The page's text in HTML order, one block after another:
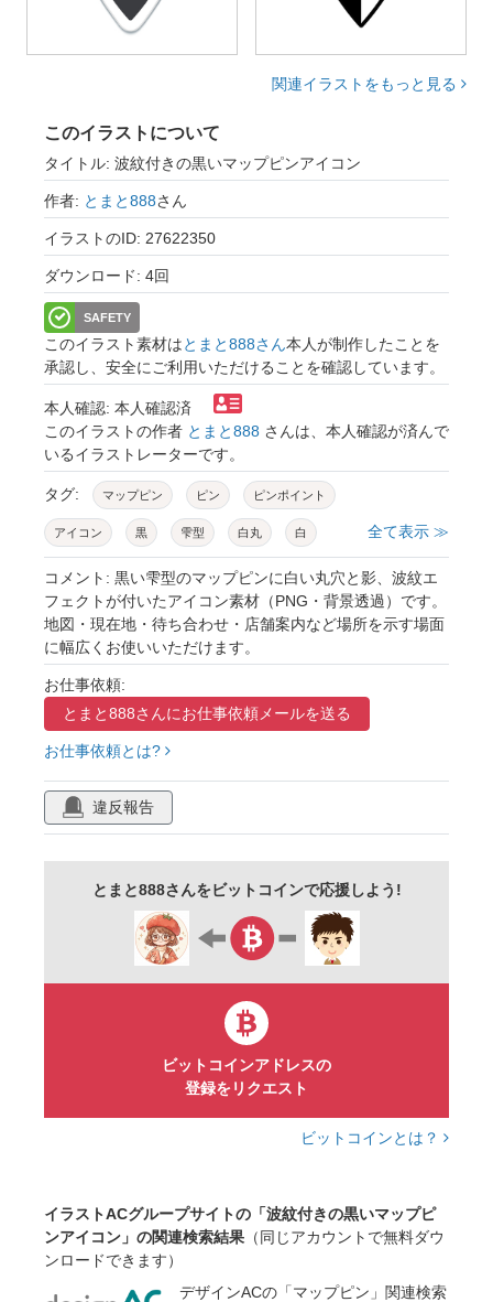
関連イラストをもっと見る
このイラストについて
タイトル: 波紋付きの黒いマップピンアイコン
作者: とまと888さん
イラストのID: 27622350
ダウンロード: 4回
SAFETY
このイラスト素材はとまと888さん本人が制作したことを
承認し、安全にご利用いただけることを確認しています。
本人確認: 本人確認済
このイラストの作者 とまと888 さんは、本人確認が済んで
いるイラストレーターです。
タグ: マップピン ピン ピンポイント
アイコン 黒 雫型 白丸 白
波紋 立体感 目的地
待ち合わせ 地図 gps 不動産
旅行 観光 配達 物流
目印 集合場所
店舗 イベント 施設 ランドマーク
ビジネス プレゼン
パワーポイント チラシ
ブログ バナー アプリ ui マーク
全て表示 ≫
コメント: 黒い雫型のマップピンに白い丸穴と影、波紋エ
フェクトが付いたアイコン素材（PNG・背景透過）です。
地図・現在地・待ち合わせ・店舗案内など場所を示す場面
に幅広くお使いいただけます。
お仕事依頼:
とまと888さんにお仕事依頼メールを送る
お仕事依頼とは?
違反報告
とまと888さんをビットコインで応援しよう!
ビットコインアドレスの
登録をリクエスト
ビットコインとは？
イラストACグループサイトの「波紋付きの黒いマップピ
ンアイコン」の関連検索結果 （同じアカウントで無料ダウ
ンロードできます）
デザインACの「マップピン」関連検索